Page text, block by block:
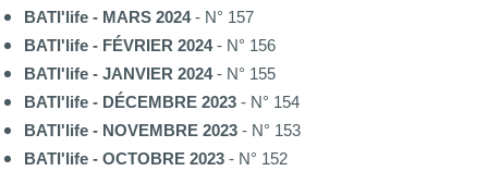
BATI'life - MARS 2024- N° 157
BATI'life - FÉVRIER 2024- N° 156
BATI'life - JANVIER 2024- N° 155
BATI'life - DÉCEMBRE 2023 - N° 154
BATI'life - NOVEMBRE 2023 - N° 153
BATI'life - OCTOBRE 2023 - N° 152